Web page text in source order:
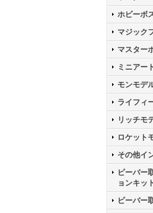
ホビーボ
マジック
マスター
ミニアー
モンモデ
ライフィ
リッチモ
ロケット
その他イ
ビーバー
ョンキッ
ビーバー